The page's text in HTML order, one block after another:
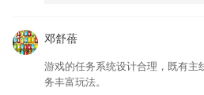
邓舒蓓
游戏的任务系统设计合理，既有
务丰富玩法。